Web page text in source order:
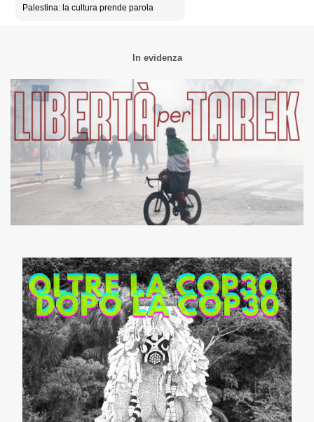
Palestina: la cultura prende parola
In evidenza